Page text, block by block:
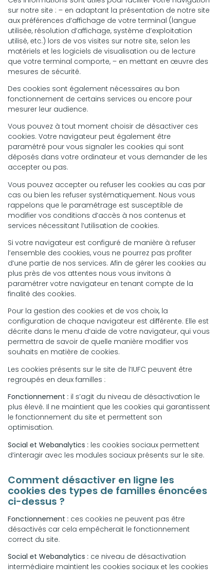
sur notre site : – en adaptant la présentation de notre site
aux préférences d’affichage de votre terminal (langue
utilisée, résolution d’affichage, système d’exploitation
utilisé, etc.) lors de vos visites sur notre site, selon les
matériels et les logiciels de visualisation ou de lecture
que votre terminal comporte, – en mettant en œuvre des
mesures de sécurité.
Des cookies sont également nécessaires au bon
fonctionnement de certains services ou encore pour
mesurer leur audience.
Vous pouvez à tout moment choisir de désactiver ces
cookies. Votre navigateur peut également être
paramétré pour vous signaler les cookies qui sont
déposés dans votre ordinateur et vous demander de les
accepter ou pas.
Vous pouvez accepter ou refuser les cookies au cas par
cas ou bien les refuser systématiquement. Nous vous
rappelons que le paramétrage est susceptible de
modifier vos conditions d’accès à nos contenus et
services nécessitant l’utilisation de cookies.
Si votre navigateur est configuré de manière à refuser
l’ensemble des cookies, vous ne pourrez pas profiter
d’une partie de nos services. Afin de gérer les cookies au
plus près de vos attentes nous vous invitons à
paramétrer votre navigateur en tenant compte de la
finalité des cookies.
Pour la gestion des cookies et de vos choix, la
configuration de chaque navigateur est différente. Elle est
décrite dans le menu d’aide de votre navigateur, qui vous
permettra de savoir de quelle manière modifier vos
souhaits en matière de cookies.
Les cookies présents sur le site de l’IUFC peuvent être
regroupés en deux familles :
Fonctionnement : il s’agit du niveau de désactivation le
plus élevé. Il ne maintient que les cookies qui garantissent
le fonctionnement du site et permettent son
optimisation.
Social et Webanalytics : les cookies sociaux permettent
d’interagir avec les modules sociaux présents sur le site.
Comment désactiver en ligne les
cookies des types de familles énoncées
ci-dessus ?
Fonctionnement : ces cookies ne peuvent pas être
désactivés car cela empêcherait le fonctionnement
correct du site.
Social et Webanalytics : ce niveau de désactivation
intermédiaire maintient les cookies sociaux et les cookies